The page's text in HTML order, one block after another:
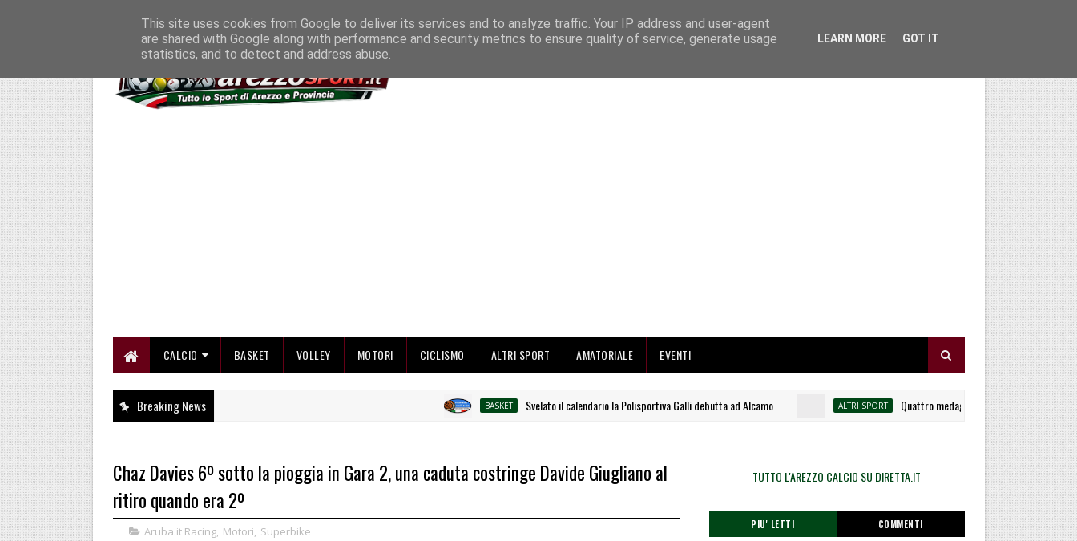
CALCIO BASKET VOLLEY MOTORI CICLISMO ALTRI SPORT AMATORIALE EVENTI
Breaking News BASKET Svelato il calendario la Polisportiva Galli debutta ad Alcamo ALTRI SPORT Quattro medaglie per la Scuderia Pan alle
Chaz Davies 6º sotto la pioggia in Gara 2, una caduta costringe Davide Giugliano al
ritiro quando era 2º
Aruba.it Racing, Motori, Superbike
TUTTO L'AREZZO CALCIO SU DIRETTA.IT
PIU' LETTI COMMENTI
This site uses cookies from Google to deliver its services and to analyze traffic. Your IP address and user-agent
are shared with Google along with performance and security metrics to ensure quality of service, generate usage
statistics, and to detect and address abuse.
LEARN MORE GOT IT